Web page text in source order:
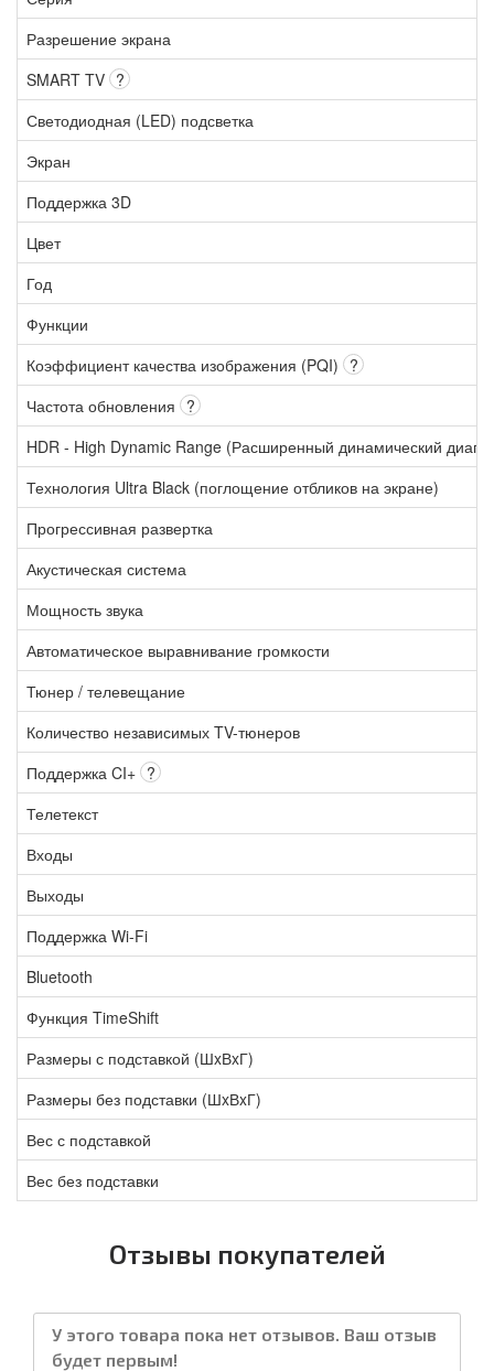
Разрешение экрана
SMART TV ?
Светодиодная (LED) подсветка
Экран
Поддержка 3D
Цвет
Год
Функции
Коэффициент качества изображения (PQI) ?
Частота обновления ?
HDR - High Dynamic Range (Расширенный динамический
Технология Ultra Black (поглощение отбликов на экране)
Прогрессивная развертка
Акустическая система
Мощность звука
Автоматическое выравнивание громкости
Тюнер / телевещание
Количество независимых TV-тюнеров
Поддержка CI+ ?
Телетекст
Входы
Выходы
Поддержка Wi-Fi
Bluetooth
Функция TimeShift
Размеры с подставкой (ШxВxГ)
Размеры без подставки (ШxВxГ)
Вес с подставкой
Вес без подставки
Отзывы покупателей
У этого товара пока нет отзывов. Ваш отзыв
будет первым!